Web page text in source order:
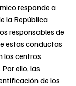
responde a
la República
responsables de
estas conductas
los centros
ello, las
de los